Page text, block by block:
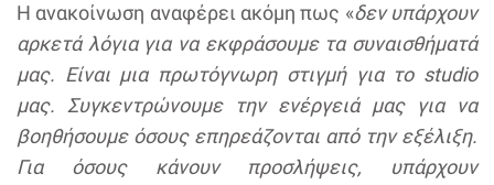
Η ανακοίνωση αναφέρει ακόμη πως «δεν υπάρχουν
αρκετά λόγια για να εκφράσουμε τα συναισθήματά
μας. Είναι μια πρωτόγνωρη στιγμή για το studio
μας. Συγκεντρώνουμε την ενέργειά μας για να
βοηθήσουμε όσους επηρεάζονται από την εξέλιξη.
Για όσους κάνουν προσλήψεις, υπάρχουν